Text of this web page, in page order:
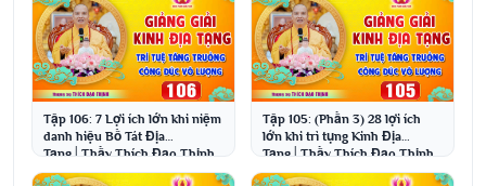
Tập 106: 7 Lợi ích lớn khi niệm
danh hiệu Bồ Tát Địa
Tạng│Thầy Thích Đạo Thịnh
Tập 105: (Phần 3) 28 lợi ích
lớn khi trì tụng Kinh Địa
Tạng│Thầy Thích Đạo Thịnh